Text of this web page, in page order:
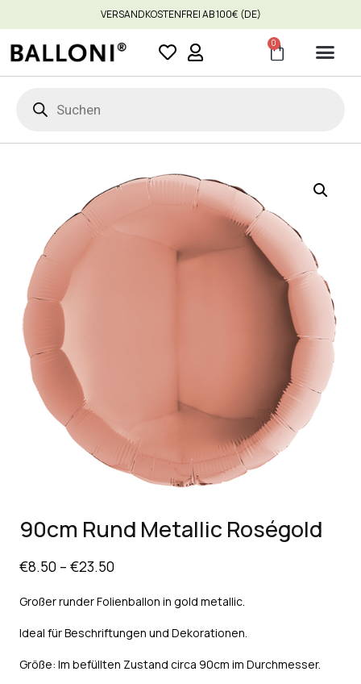
VERSANDKOSTENFREI AB 100€ (DE)
0
90cm Rund Metallic Roségold
€8.50 – €23.50
Großer runder Folienballon in gold metallic.
Ideal für Beschriftungen und Dekorationen.
Größe: Im befüllten Zustand circa 90cm im Durchmesser.